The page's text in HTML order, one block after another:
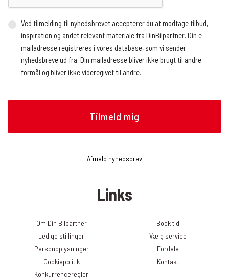
Ved tilmelding til nyhedsbrevet accepterer du at modtage tilbud,
inspiration og andet relevant materiale fra DinBilpartner. Din e-
mailadresse registreres i vores database, som vi sender
nyhedsbreve ud fra. Din mailadresse bliver ikke brugt til andre
formål og bliver ikke videregivet til andre.
og tidspunkt), og hvilke links der klikkes på, om det gøres fra en
mobilenhed eller en browser, og operativsystem. Vi modtager
analysere, hvilke artikler nyhedslæserne klikker sig videre til.
Oplysningerne bruges bl.a. til at tilrettelægge fremtidige
præsenteres i nyhedsbrevet. Du kan til enhver tid trække dit
klikke på linket ”Afmeld nyhedsbrev” nederst i det seneste
nyhedsbrev. Du kan læse mere om, hvordan DinBilpartner
behandler dine personoplysninger her:
Afmeld nyhedsbrev
Links
Om Din Bilpartner
Book tid
Ledige stillinger
Vælg service
Personoplysninger
Fordele
Cookiepolitik
Kontakt
Konkurrenceregler